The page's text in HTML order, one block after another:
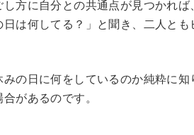
方に自分との共通点が見つかれば
日は何してる？」と聞き、二人と
みの日に何をしているのか純粋に
があるのです。